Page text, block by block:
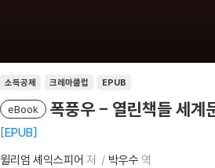
소득공제 크레마클럽 EPUB
eBook 폭풍우 - 열린책들 세계
EPUB
윌리엄 셰익스피어 저 박우수 역